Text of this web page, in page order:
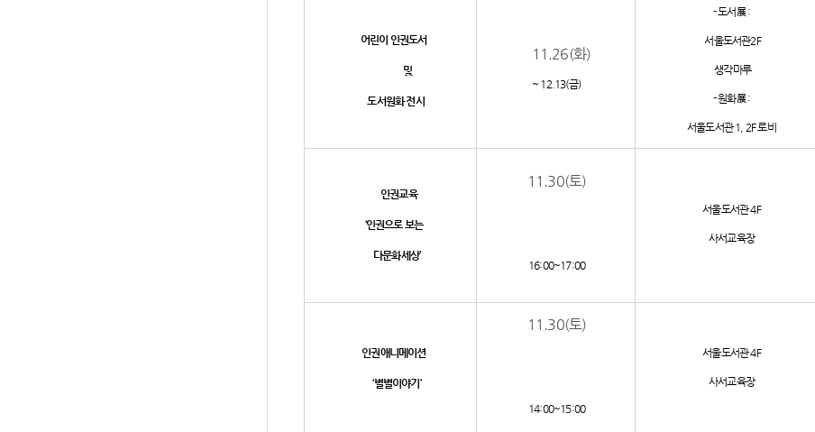
어린이 인권도서
및
도서원화 전시
11.26(화)
~ 12.13(금)
- 도서展 :
서울도서관2F
생각마루
- 원화展 :
서울도서관 1, 2F 로비
인권교육
‘인권으로 보는
다문화세상’
11.30(토)
16:00~17:00
서울도서관 4F
사서교육장
인권애니메이션
‘별별이야기’
11.30(토)
14:00~15:00
서울도서관 4F
사서교육장